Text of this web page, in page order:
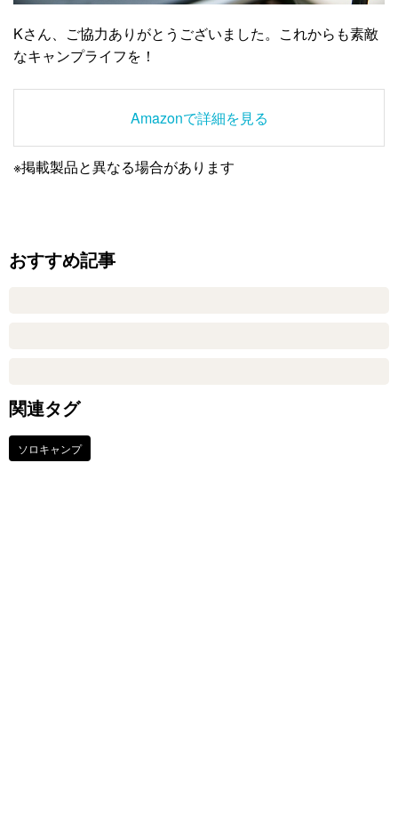
Kさん、ご協力ありがとうございました。これからも素敵
なキャンプライフを！
Amazonで詳細を見る
※掲載製品と異なる場合があります
おすすめ記事
関連タグ
ソロキャンプ